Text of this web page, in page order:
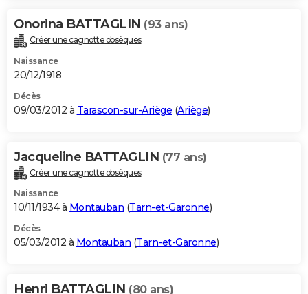
Onorina BATTAGLIN (93 ans)
Créer une cagnotte obsèques
Naissance
20/12/1918
Décès
09/03/2012 à Tarascon-sur-Ariège (Ariège)
Jacqueline BATTAGLIN (77 ans)
Créer une cagnotte obsèques
Naissance
10/11/1934 à Montauban (Tarn-et-Garonne)
Décès
05/03/2012 à Montauban (Tarn-et-Garonne)
Henri BATTAGLIN (80 ans)